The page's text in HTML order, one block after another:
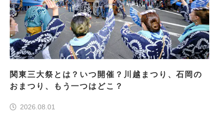
関東三大祭とは？いつ開催？川越まつり、石岡の
おまつり、もう一つはどこ？
2026.08.01